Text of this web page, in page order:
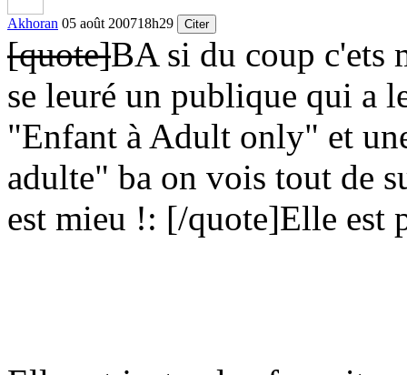
Akhoran 05 août 200718h29 Citer
[quote]BA si du coup c'ets
se leuré un publique qui a
"Enfant à Adult only" et
adulte" ba on vois tout de
est mieu !: [/quote]Elle est